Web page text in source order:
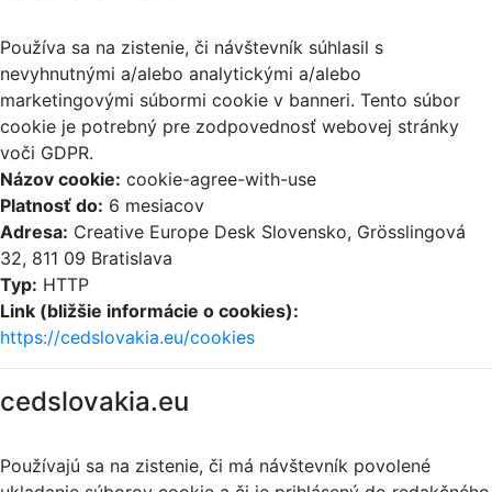
Používa sa na zistenie, či návštevník súhlasil s
nevyhnutnými a/alebo analytickými a/alebo
marketingovými súbormi cookie v banneri. Tento súbor
cookie je potrebný pre zodpovednosť webovej stránky
voči GDPR.
Názov cookie: cookie-agree-with-use
Platnosť do: 6 mesiacov
Adresa: Creative Europe Desk Slovensko, Grösslingová
32, 811 09 Bratislava
Typ: HTTP
Link (bližšie informácie o cookies):
https://cedslovakia.eu/cookies
cedslovakia.eu
Používajú sa na zistenie, či má návštevník povolené